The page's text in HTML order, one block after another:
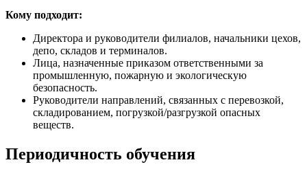
Кому подходит:
Директора и руководители филиалов, начальники цехов,
депо, складов и терминалов.
Лица, назначенные приказом ответственными за
промышленную, пожарную и экологическую
безопасность.
Руководители направлений, связанных с перевозкой,
складированием, погрузкой/разгрузкой опасных
веществ.
Периодичность обучения